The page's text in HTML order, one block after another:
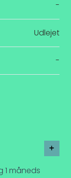
-
Udlejet
-
1 måneds